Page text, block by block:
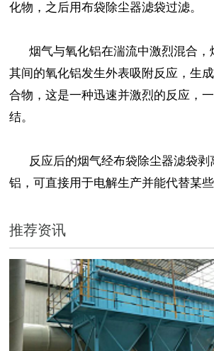
化物，之后用布袋除尘器滤袋过滤。
烟气与氧化铝在湍流中激烈混合，
其间的氧化铝发生外表吸附反应，生
合物，这是一种迅速并激烈的反应，
结。
反应后的烟气经布袋除尘器滤袋剥
铝，可直接用于电解生产并能代替某些
推荐资讯